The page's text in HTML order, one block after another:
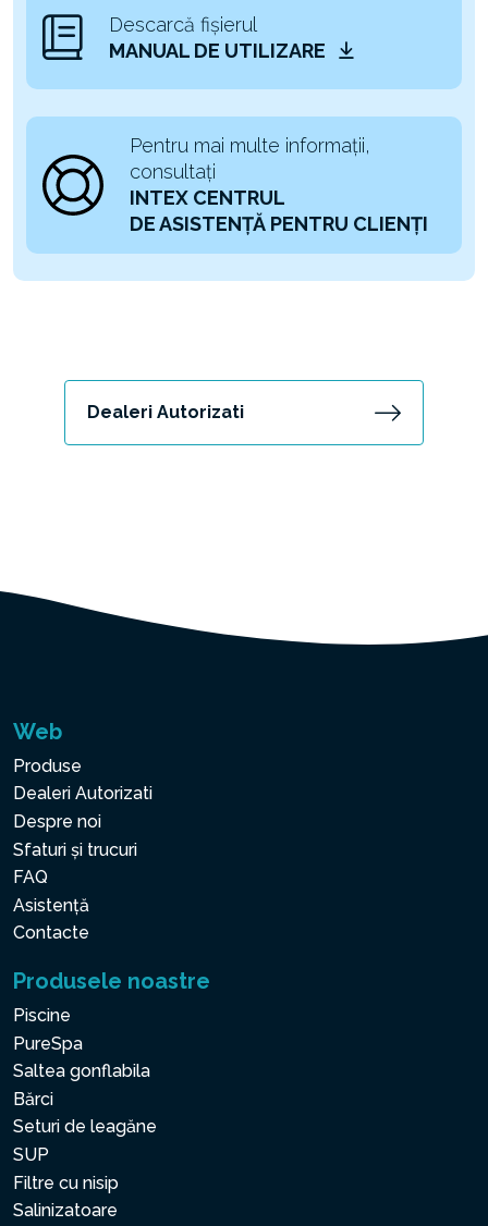
Descarcă fișierul
MANUAL DE UTILIZARE
Pentru mai multe informații,
consultați
INTEX CENTRUL
DE ASISTENȚĂ PENTRU CLIENȚI
Dealeri Autorizati
Web
Produse
Dealeri Autorizati
Despre noi
Sfaturi și trucuri
FAQ
Asistență
Contacte
Produsele noastre
Piscine
PureSpa
Saltea gonflabila
Bărci
Seturi de leagăne
SUP
Filtre cu nisip
Salinizatoare